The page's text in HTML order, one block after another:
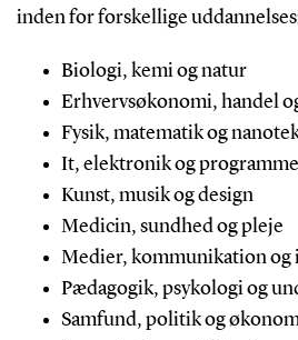
inden for forskellige
Biologi, kemi og natur
Erhvervsøkonomi, handel
Fysik, matematik og
It, elektronik og
Kunst, musik og design
Medicin, sundhed og pleje
Medier, kommunikation
Pædagogik, psykologi og
Samfund, politik og